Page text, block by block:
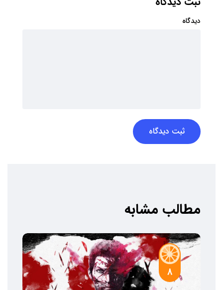
دیدگاه
ثبت دیدگاه
مطالب مشابه
8